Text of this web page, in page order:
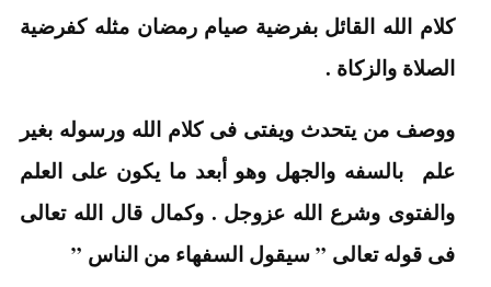
كلام الله القائل بفرضية صيام رمضان مثله كفرضية
الصلاة والزكاة .
ووصف من يتحدث ويفتى فى كلام الله ورسوله بغير
علم بالسفه والجهل وهو أبعد ما يكون على العلم
والفتوى وشرع الله عزوجل . وكمال قال الله تعالى
فى قوله تعالى ” سيقول السفهاء من الناس ”